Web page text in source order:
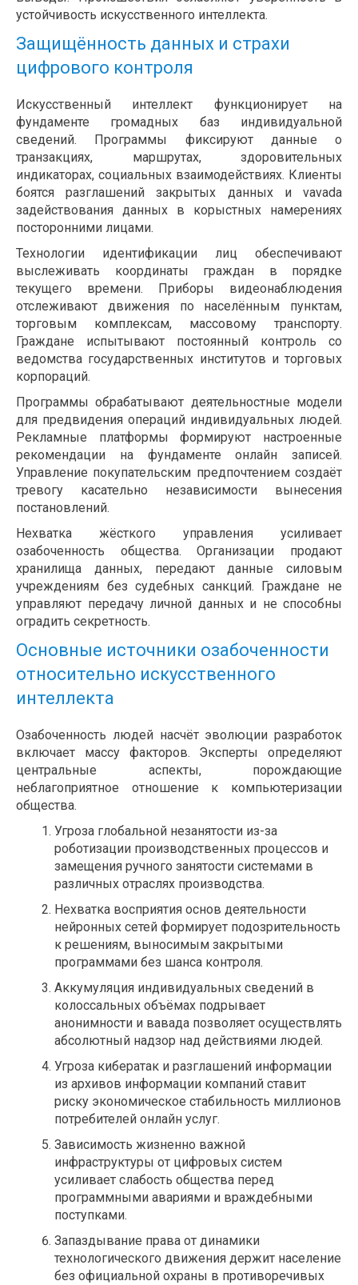
устойчивость искусственного интеллекта.
Защищённость данных и страхи
цифрового контроля
Искусственный интеллект функционирует на
фундаменте громадных баз индивидуальной
сведений. Программы фиксируют данные о
транзакциях, маршрутах, здоровительных
индикаторах, социальных взаимодействиях. Клиенты
боятся разглашений закрытых данных и vavada
задействования данных в корыстных намерениях
посторонними лицами.
Технологии идентификации лиц обеспечивают
выслеживать координаты граждан в порядке
текущего времени. Приборы видеонаблюдения
отслеживают движения по населённым пунктам,
торговым комплексам, массовому транспорту.
Граждане испытывают постоянный контроль со
ведомства государственных институтов и торговых
корпораций.
Программы обрабатывают деятельностные модели
для предвидения операций индивидуальных людей.
Рекламные платформы формируют настроенные
рекомендации на фундаменте онлайн записей.
Управление покупательским предпочтением создаёт
тревогу касательно независимости вынесения
постановлений.
Нехватка жёсткого управления усиливает
озабоченность общества. Организации продают
хранилища данных, передают данные силовым
учреждениям без судебных санкций. Граждане не
управляют передачу личной данных и не способны
оградить секретность.
Основные источники озабоченности
относительно искусственного
интеллекта
Озабоченность людей насчёт эволюции разработок
включает массу факторов. Эксперты определяют
центральные аспекты, порождающие
неблагоприятное отношение к компьютеризации
общества.
Угроза глобальной незанятости из-за
роботизации производственных процессов и
замещения ручного занятости системами в
различных отраслях производства.
Нехватка восприятия основ деятельности
нейронных сетей формирует подозрительность
к решениям, выносимым закрытыми
программами без шанса контроля.
Аккумуляция индивидуальных сведений в
колоссальных объёмах подрывает
анонимности и вавада позволяет осуществлять
абсолютный надзор над действиями людей.
Угроза кибератак и разглашений информации
из архивов информации компаний ставит
риску экономическое стабильность миллионов
потребителей онлайн услуг.
Зависимость жизненно важной
инфраструктуры от цифровых систем
усиливает слабость общества перед
программными авариями и враждебными
поступками.
Запаздывание права от динамики
технологического движения держит население
без официальной охраны в противоречивых